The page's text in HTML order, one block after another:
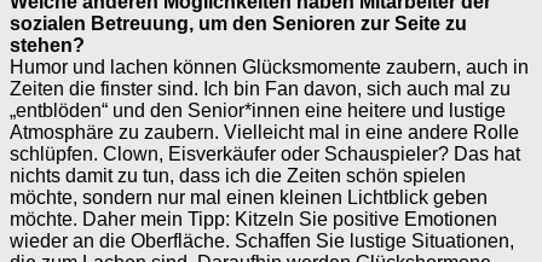
sozialen Betreuung, um den Senioren zur Seite zu
stehen?
Humor und lachen können Glücksmomente zaubern, auch in
Zeiten die finster sind. Ich bin Fan davon, sich auch mal zu
„entblöden“ und den Senior*innen eine heitere und lustige
Atmosphäre zu zaubern. Vielleicht mal in eine andere Rolle
schlüpfen. Clown, Eisverkäufer oder Schauspieler? Das hat
nichts damit zu tun, dass ich die Zeiten schön spielen
möchte, sondern nur mal einen kleinen Lichtblick geben
möchte. Daher mein Tipp: Kitzeln Sie positive Emotionen
wieder an die Oberfläche. Schaffen Sie lustige Situationen,